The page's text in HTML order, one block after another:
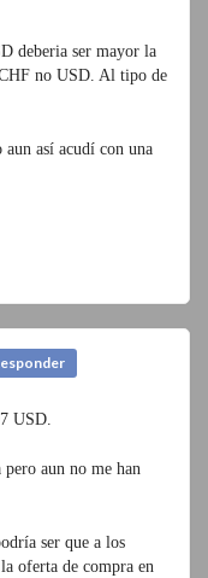
deberia ser mayor la
no USD. Al tipo de
así acudí con una
USD.
aun no me han
ser que a los
oferta de compra en